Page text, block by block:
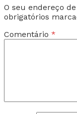
O seu endereço
obrigatórios
Comentário *